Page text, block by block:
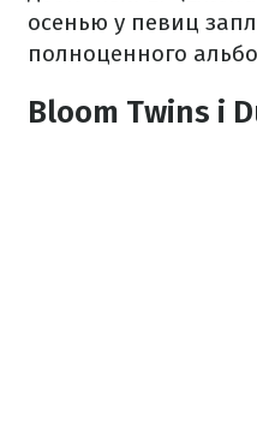
осенью у певиц
полноценного
Bloom Twins і